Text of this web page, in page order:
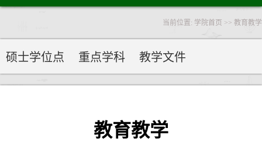
当前位置: 学院首页 >> 教育教学
硕士学位点 重点学科 教学文件
教育教学